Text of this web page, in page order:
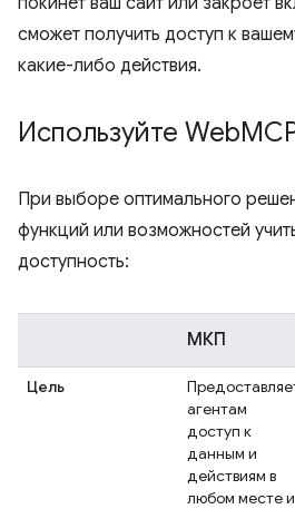
сможет получить доступ к
какие-либо действия.
Используйте Web
При выборе оптимального
функций или возможностей
доступность:
МКП
Цель
агентам
доступ к
данным и
действиям в
любом месте и